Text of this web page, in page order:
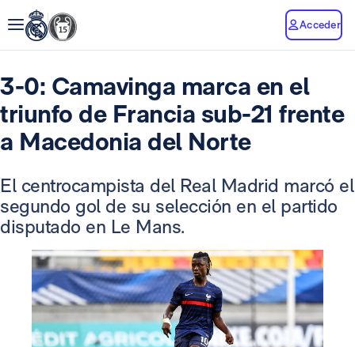
Acceder
3-0: Camavinga marca en el
triunfo de Francia sub-21 frente
a Macedonia del Norte
El centrocampista del Real Madrid marcó el
segundo gol de su selección en el partido
disputado en Le Mans.